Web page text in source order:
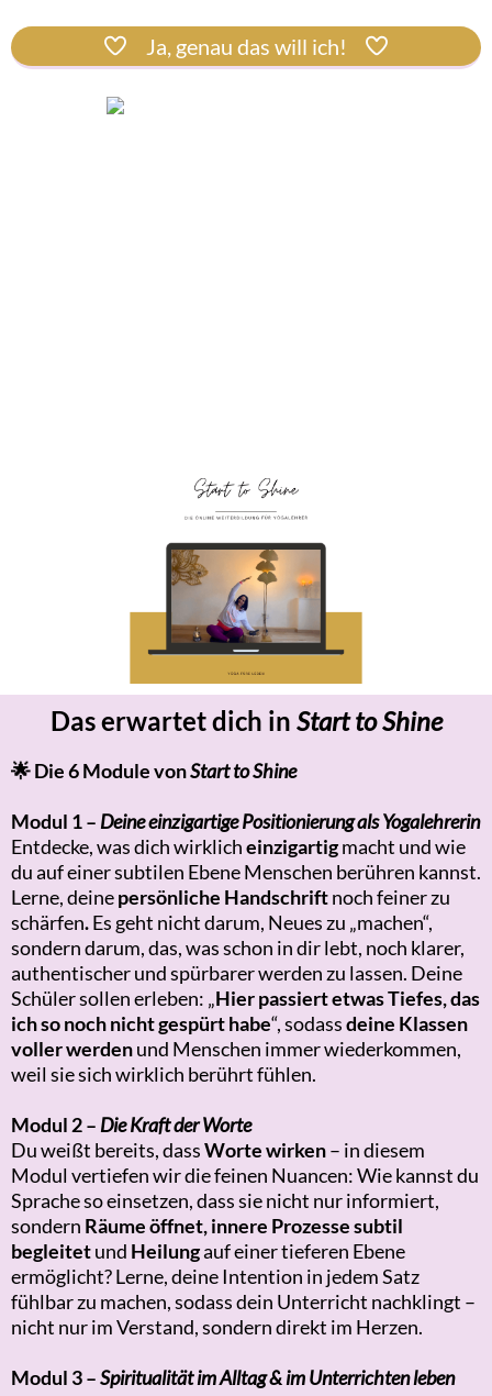
Ja, genau das will ich!
Das erwartet dich in Start to Shine
🌟 Die 6 Module vonStart to Shine
Modul 1 – Deine einzigartige Positionierung als Yogalehrerin
Entdecke, was dich wirklicheinzigartigmacht und wie
du auf einer subtilen Ebene Menschen berühren kannst.
Lerne, deinepersönliche Handschriftnoch feiner zu
schärfen.Es geht nicht darum, Neues zu „machen“,
sondern darum, das, was schon in dir lebt, noch klarer,
authentischer und spürbarer werden zu lassen. Deine
Schüler sollen erleben: „Hier passiert etwas Tiefes, das
ich so noch nicht gespürt habe“, sodassdeine Klassen
voller werdenund Menschen immer wiederkommen,
weil sie sich wirklich berührt fühlen.
Modul 2 – Die Kraft der Worte
Du weißt bereits, dassWorte wirken– in diesem
Modul vertiefen wir die feinen Nuancen: Wie kannst du
Sprache so einsetzen, dass sie nicht nur informiert,
sondern Räume öffnet, innere Prozesse subtil
begleitetund Heilungauf einer tieferen Ebene
ermöglicht? Lerne, deine Intention in jedem Satz
fühlbar zu machen, sodass dein Unterricht nachklingt –
nicht nur im Verstand, sondern direkt im Herzen.
Modul 3 –Spiritualität im Alltag & im Unterrichten leben